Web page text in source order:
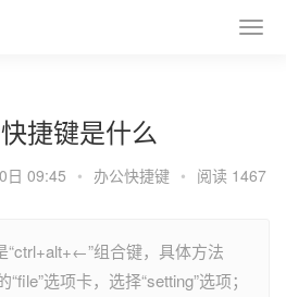
捷键是什么
日 09:45 • 办公快捷键 • 阅读 1467
“ctrl+alt+←”组合键，具体方法
选项卡，选择“setting”选项；